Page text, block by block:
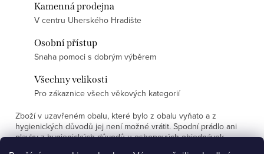
Kamenná prodejna
V centru Uherského Hradište
Osobní přístup
Snaha pomoci s dobrým výběrem
Všechny velikosti
Pro zákaznice všech věkových kategorií
Zboží v uzavřeném obalu, které bylo z obalu vyňato a z
hygienických důvodů jej není možné vrátit. Spodní prádlo ani
plavky z hygienických důvodů u eshopových objednávek